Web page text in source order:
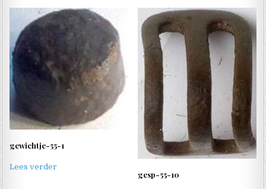
gewichtje-55-1
Lees verder
gesp-55-10